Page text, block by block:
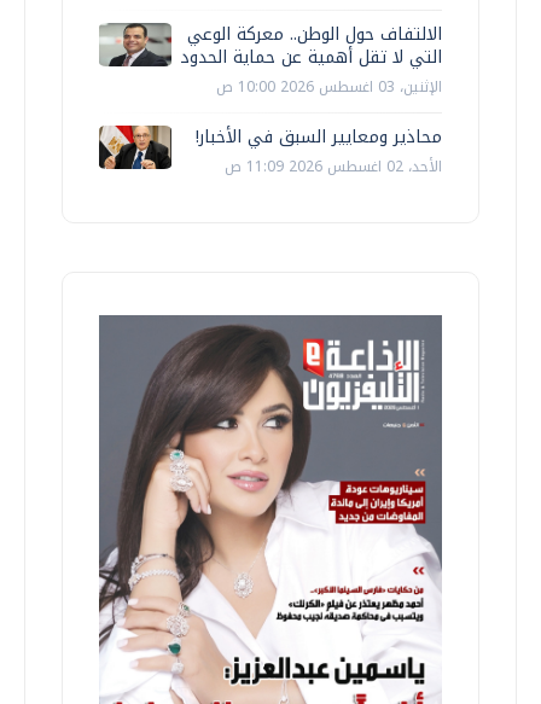
الالتفاف حول الوطن.. معركة الوعي
التي لا تقل أهمية عن حماية الحدود
الإثنين، 03 اغسطس 2026 10:00 ص
محاذير ومعايير السبق في الأخبار!
الأحد، 02 اغسطس 2026 11:09 ص